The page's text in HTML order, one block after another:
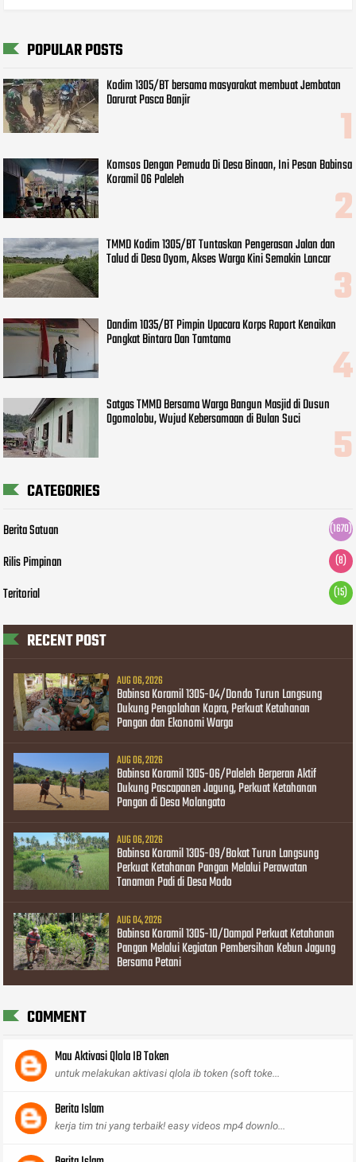
POPULAR POSTS
Kodim 1305/BT bersama masyarakat membuat Jembatan
Darurat Pasca Banjir
Komsos Dengan Pemuda Di Desa Binaan, Ini Pesan Babinsa
Koramil 06 Paleleh
TMMD Kodim 1305/BT Tuntaskan Pengerasan Jalan dan
Talud di Desa Oyom, Akses Warga Kini Semakin Lancar
Dandim 1035/BT Pimpin Upacara Korps Raport Kenaikan
Pangkat Bintara Dan Tamtama
Satgas TMMD Bersama Warga Bangun Masjid di Dusun
Ogomolobu, Wujud Kebersamaan di Bulan Suci
CATEGORIES
Berita Satuan (1670)
Rilis Pimpinan (8)
Teritorial (15)
RECENT POST
AUG 06, 2026
Babinsa Koramil 1305-04/Dondo Turun Langsung
Dukung Pengolahan Kopra, Perkuat Ketahanan
Pangan dan Ekonomi Warga
AUG 06, 2026
Babinsa Koramil 1305-06/Paleleh Berperan Aktif
Dukung Pascapanen Jagung, Perkuat Ketahanan
Pangan di Desa Molangato
AUG 06, 2026
Babinsa Koramil 1305-09/Bokat Turun Langsung
Perkuat Ketahanan Pangan Melalui Perawatan
Tanaman Padi di Desa Modo
AUG 04, 2026
Babinsa Koramil 1305-10/Dampal Perkuat Ketahanan
Pangan Melalui Kegiatan Pembersihan Kebun Jagung
Bersama Petani
COMMENT
Mau Aktivasi Qlola IB Token
untuk melakukan aktivasi qlola ib token (soft toke...
Berita Islam
kerja tim tni yang terbaik! easy videos mp4 downlo...